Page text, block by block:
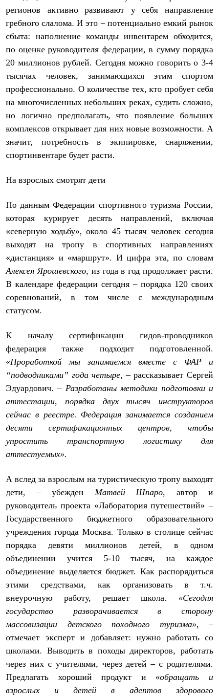
регионов активно развивают у себя направление
гребного слалома. И это – потенциально емкий рынок
сбыта: наполнение команды инвентарем обходится,
по оценке руководителя федерации, в сумму порядка
20 миллионов рублей. Сегодня можно говорить о 3-4
тысячах человек, занимающихся этим спортом
профессионально. О количестве тех, кто пробует себя
на многочисленных небольших реках, судить сложно,
но логично предполагать, что появление больших
комплексов открывает для них новые возможности. А
значит, потребность в экипировке, снаряжении,
спортинвентаре будет расти.
На взрослых смотрят дети
По данным Федерации спортивного туризма России,
которая курирует десять направлений, включая
«северную ходьбу», около 45 тысяч человек сегодня
выходят на тропу в спортивных направлениях
«дистанция» и «маршрут». И цифра эта, по словам
Алексея Ярошевского, из года в год продолжает расти.
В календаре федерации сегодня – порядка 120 своих
соревнований, в том числе с международным
статусом.
К началу сертификации гидов-проводников
федерация также подходит подготовленной.
«Проработкой мы занимаемся вместе с ФАР и
“подводниками” года четыре, – рассказывает Сергей
Эдуардович. – Разработаны методики подготовки и
аттестации, порядка двух тысяч инструкторов
сейчас в реестре. Федерация занимается созданием
десяти сертификационных центров, чтобы
упростить транспортную логистику для
аттестуемых».
А вслед за взрослым на туристическую тропу выходят
дети, – убежден Матвей Шпаро, автор и
руководитель проекта «Лаборатория путешествий» –
Государственного бюджетного образовательного
учреждения города Москва. Только в столице сейчас
порядка девяти миллионов детей, в одном
объединении учится 5-10 тысяч, на каждое
объединение выделяется бюджет. Как распорядиться
этими средствами, как организовать в т.ч.
внеурочную работу, решает школа. «Сегодня
государство разворачивается в сторону
массовизации детского походного туризма», –
отмечает эксперт и добавляет: нужно работать со
школами. Выводить в походы директоров, работать
через них с учителями, через детей – с родителями.
Предлагать хороший продукт и «обращать и
взрослых и детей в адептов здорового